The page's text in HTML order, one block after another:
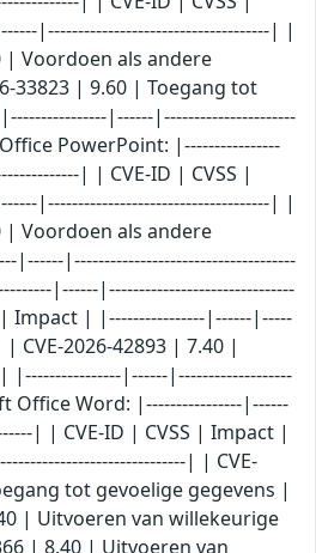
|-------------------------------------| |
| Voordoen als andere
33823 | 9.60 | Toegang tot
|------|----------------------
PowerPoint: |----------------
| | CVE-ID | CVSS |
|-------------------------------------| |
| Voordoen als andere
|-------------------------------------
|------|-------------------------------
Impact | |----------------|------|-----
| CVE-2026-42893 | 7.40 |
|------|-------------------
Office Word: |----------------|------
| | CVE-ID | CVSS | Impact |
| | CVE-
tot gevoelige gegevens |
| Uitvoeren van willekeurige
| 8.40 | Uitvoeren van